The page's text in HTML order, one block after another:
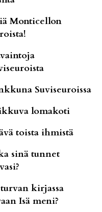
Monticellon
Suviseuroissa
lomakoti
toista ihmistä
sinä tunnet
kirjassa
Isä meni?